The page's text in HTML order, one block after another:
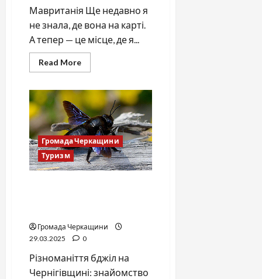
Мавританія Ще недавно я
не знала, де вона на карті.
А тепер — це місце, де я...
Read MoreRead
more
дитяча
мрія
веде
тебе
на
край
Сахари:
поїзд,
пустеля
й
Громада Черкащини
Туризм
Громада Черкащини
29.03.2025
0
Різноманіття бджіл на
Чернігівщині: знайомство